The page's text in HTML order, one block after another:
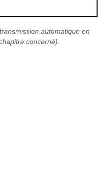
automatique en
concerné).